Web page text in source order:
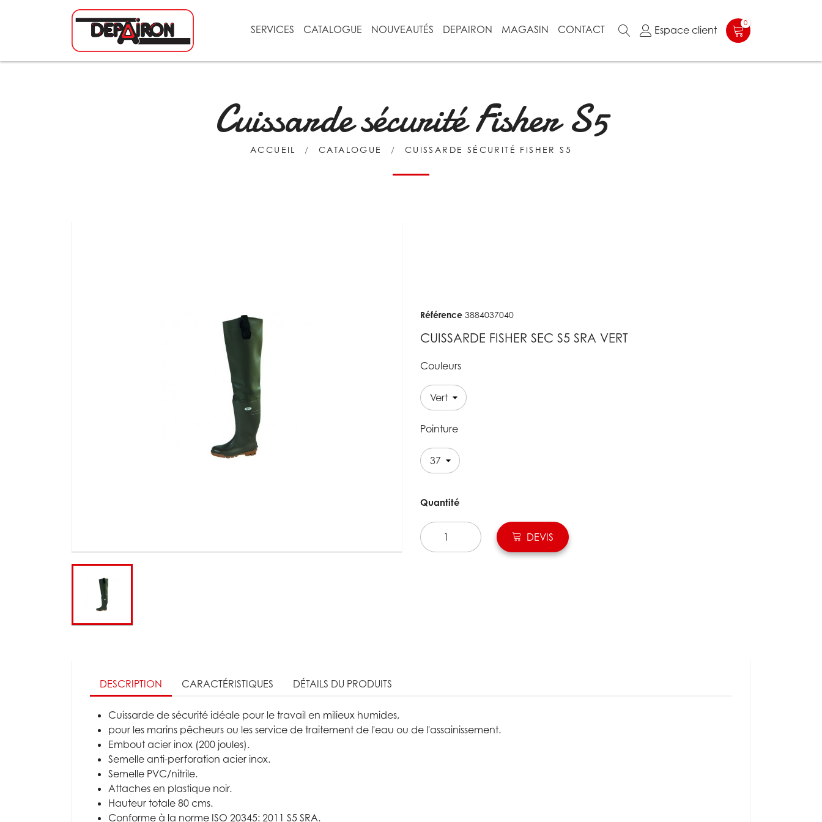
SERVICES CATALOGUE NOUVEAUTÉS DEPAIRON MAGASIN CONTACT Espace client
0
Cuissarde sécurité Fisher S5
ACCUEIL CATALOGUE CUISSARDE SÉCURITÉ FISHER S5
Référence 3884037040
CUISSARDE FISHER SEC S5 SRA VERT
Couleurs
Pointure
Quantité
DEVIS
DESCRIPTION CARACTÉRISTIQUES DÉTAILS DU PRODUITS
Cuissarde de sécurité idéale pour le travail en milieux humides,
pour les marins pêcheurs ou les service de traitement de l'eau ou de l'assainissement.
Embout acier inox (200 joules).
Semelle anti-perforation acier inox.
Semelle PVC/nitrile.
Attaches en plastique noir.
Hauteur totale 80 cms.
Conforme à la norme ISO 20345: 2011 S5 SRA.